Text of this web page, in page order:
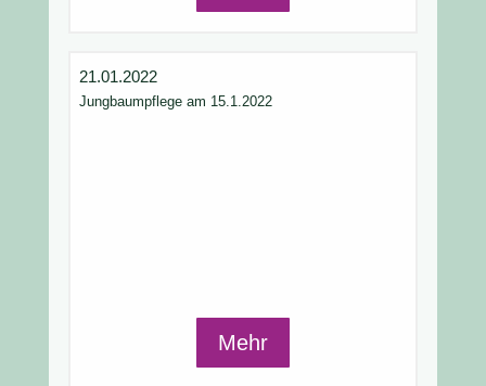
21.01.2022
Jungbaumpflege am 15.1.2022
Mehr